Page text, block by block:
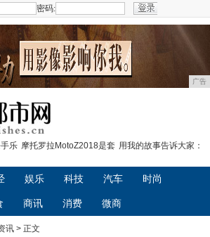
密码:
广告
乐 摩托罗拉MotoZ2018是套 用我的故事告诉大家：
娱乐 科技 汽车 时尚
商讯 消费 微商
讯 > 正文